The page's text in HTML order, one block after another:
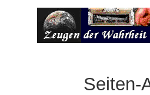
Seiten-